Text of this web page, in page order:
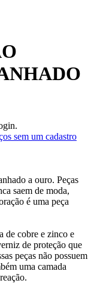
sem um cadastro
a ouro. Peças
saem de moda,
é uma peça
de cobre e zinco e
de proteção que
peças não possuem
uma camada